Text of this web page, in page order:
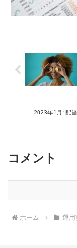
コメント
ホーム 運用